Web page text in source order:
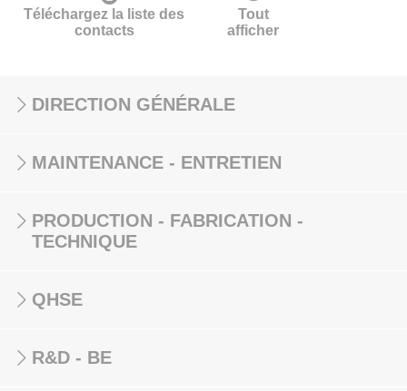
Téléchargez la liste des
contacts
Tout
afficher
DIRECTION GÉNÉRALE
MAINTENANCE - ENTRETIEN
PRODUCTION - FABRICATION -
TECHNIQUE
QHSE
R&D - BE